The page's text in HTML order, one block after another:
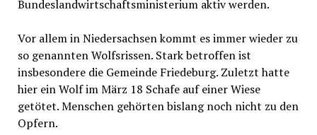
Bundeslandwirtschaftsministerium aktiv werden.
Vor allem in Niedersachsen kommt es immer wieder zu
so genannten Wolfsrissen. Stark betroffen ist
insbesondere die Gemeinde Friedeburg. Zuletzt hatte
hier ein Wolf im März 18 Schafe auf einer Wiese
getötet. Menschen gehörten bislang noch nicht zu den
Opfern.